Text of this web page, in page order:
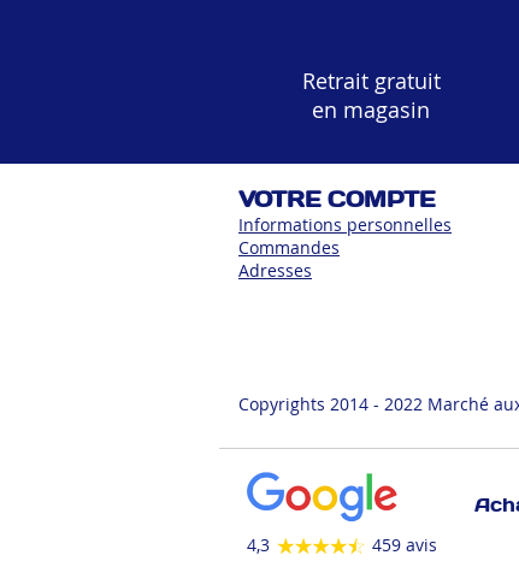
Retrait gratuit
en magasin
VOTRE COMPTE
Informations personnelles
Commandes
Adresses
Copyrights 2014 - 2022 Marché
4,3 459 avis